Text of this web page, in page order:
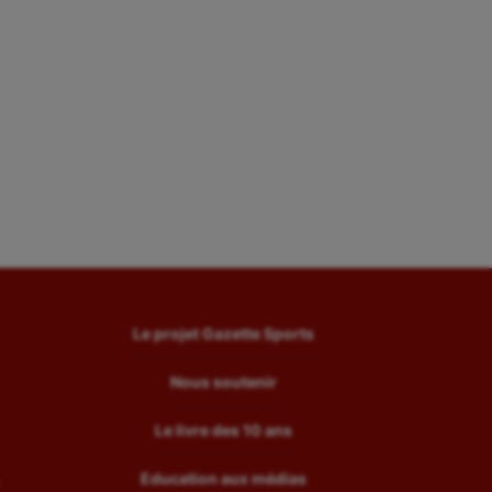
Le projet Gazette Sports
Nous soutenir
Le livre des 10 ans
Education aux médias